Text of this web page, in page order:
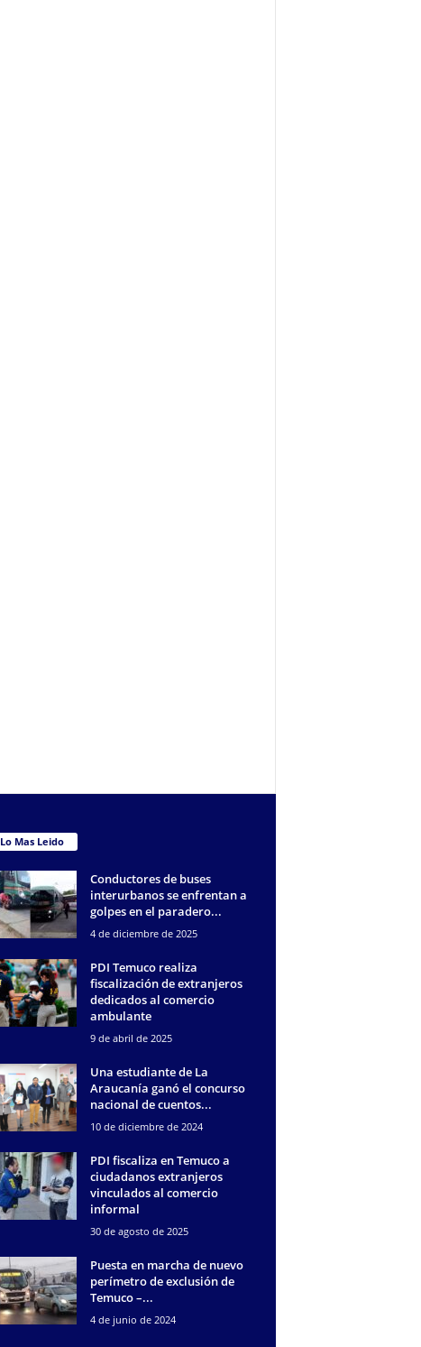
Lo Mas Leido
Conductores de buses
interurbanos se enfrentan a
golpes en el paradero...
4 de diciembre de 2025
PDI Temuco realiza
fiscalización de extranjeros
dedicados al comercio
ambulante
9 de abril de 2025
Una estudiante de La
Araucanía ganó el concurso
nacional de cuentos...
10 de diciembre de 2024
PDI fiscaliza en Temuco a
ciudadanos extranjeros
vinculados al comercio
informal
30 de agosto de 2025
Puesta en marcha de nuevo
perímetro de exclusión de
Temuco –...
4 de junio de 2024